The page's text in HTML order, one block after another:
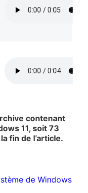
contenant
11, soit 73
fin de l’article.
de Windows